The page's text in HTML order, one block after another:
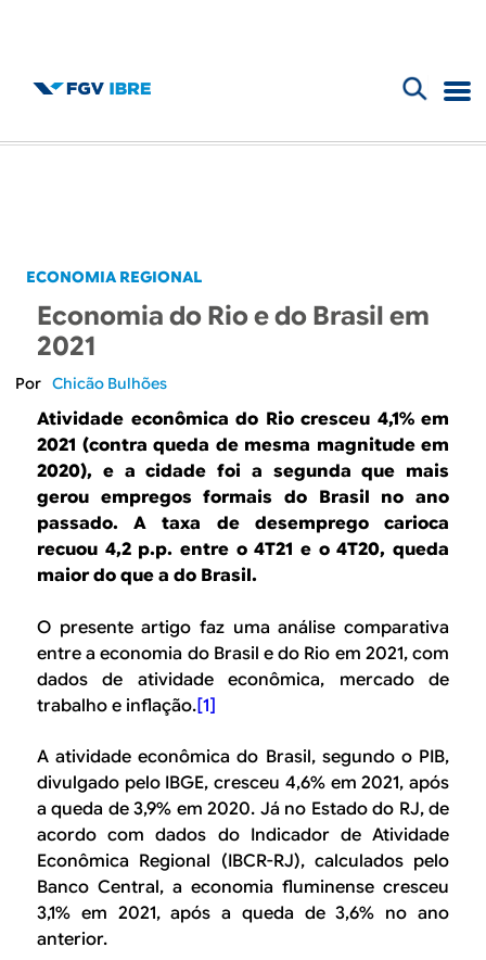
B
g
o
B
o
i
o
d
e
b
s
c
a
ECONOMIA REGIONAL
Economia do Rio e do Brasil em
2021
Chicão Bulhões
Atividade econômica do Rio cresceu 4,1% em
2021 (contra queda de mesma magnitude em
2020), e a cidade foi a segunda que mais
gerou empregos formais do Brasil no ano
passado. A taxa de desemprego carioca
recuou 4,2 p.p. entre o 4T21 e o 4T20, queda
maior do que a do Brasil.
O presente artigo faz uma análise comparativa
entre a economia do Brasil e do Rio em 2021, com
dados de atividade econômica, mercado de
trabalho e inflação.[1]
A atividade econômica do Brasil, segundo o PIB,
divulgado pelo IBGE, cresceu 4,6% em 2021, após
a queda de 3,9% em 2020. Já no Estado do RJ, de
acordo com dados do Indicador de Atividade
Econômica Regional (IBCR-RJ), calculados pelo
Banco Central, a economia fluminense cresceu
3,1% em 2021, após a queda de 3,6% no ano
anterior.